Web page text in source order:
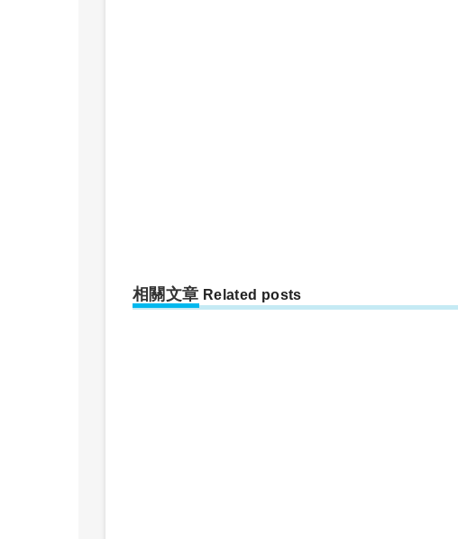
相關文章 Related posts